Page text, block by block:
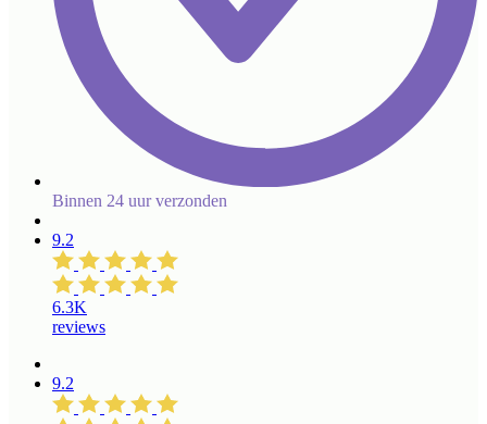
Binnen 24 uur verzonden
9.2
6.3K
reviews
9.2